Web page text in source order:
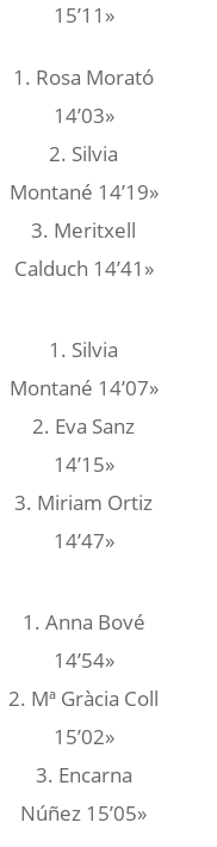
15’11»
1. Rosa Morató
14’03»
2. Silvia
Montané 14’19»
3. Meritxell
Calduch 14’41»
1. Silvia
Montané 14’07»
2. Eva Sanz
14’15»
3. Miriam Ortiz
14’47»
1. Anna Bové
14’54»
2. Mª Gràcia Coll
15’02»
3. Encarna
Núñez 15’05»